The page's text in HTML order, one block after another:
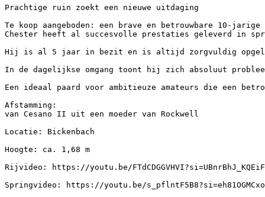
Prachtige ruin zoekt een nieuwe uitdaging
Te koop aangeboden: een brave en betrouwbare 10-
Chester heeft al succesvolle prestaties geleverd in
Hij is al 5 jaar in bezit en is altijd zorgvuldig
In de dagelijkse omgang toont hij zich absoluut
Een ideaal paard voor ambitieuze amateurs die een
Afstamming:
van Cesano II uit een moeder van Rockwell
Locatie: Bickenbach
Hoogte: ca. 1,68 m
Rijvideo: https://youtu.be/
Springvideo: https://youtu.be/